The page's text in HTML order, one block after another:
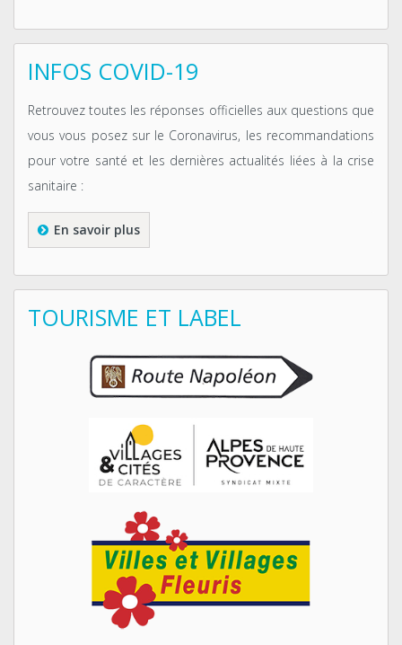
INFOS COVID-19
Retrouvez toutes les réponses officielles aux questions que
vous vous posez sur le Coronavirus, les recommandations
pour votre santé et les dernières actualités liées à la crise
sanitaire :
En savoir plus
TOURISME ET LABEL